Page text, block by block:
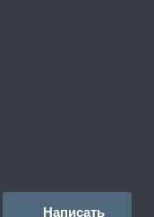
Написать